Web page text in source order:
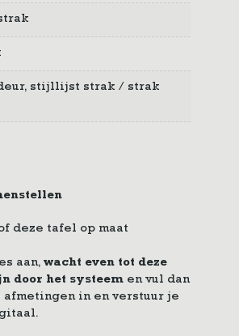
stijllijst strak / strak
deze tafel op maat
aan, wacht even tot deze
door het systeem en vul dan
afmetingen in en verstuur je